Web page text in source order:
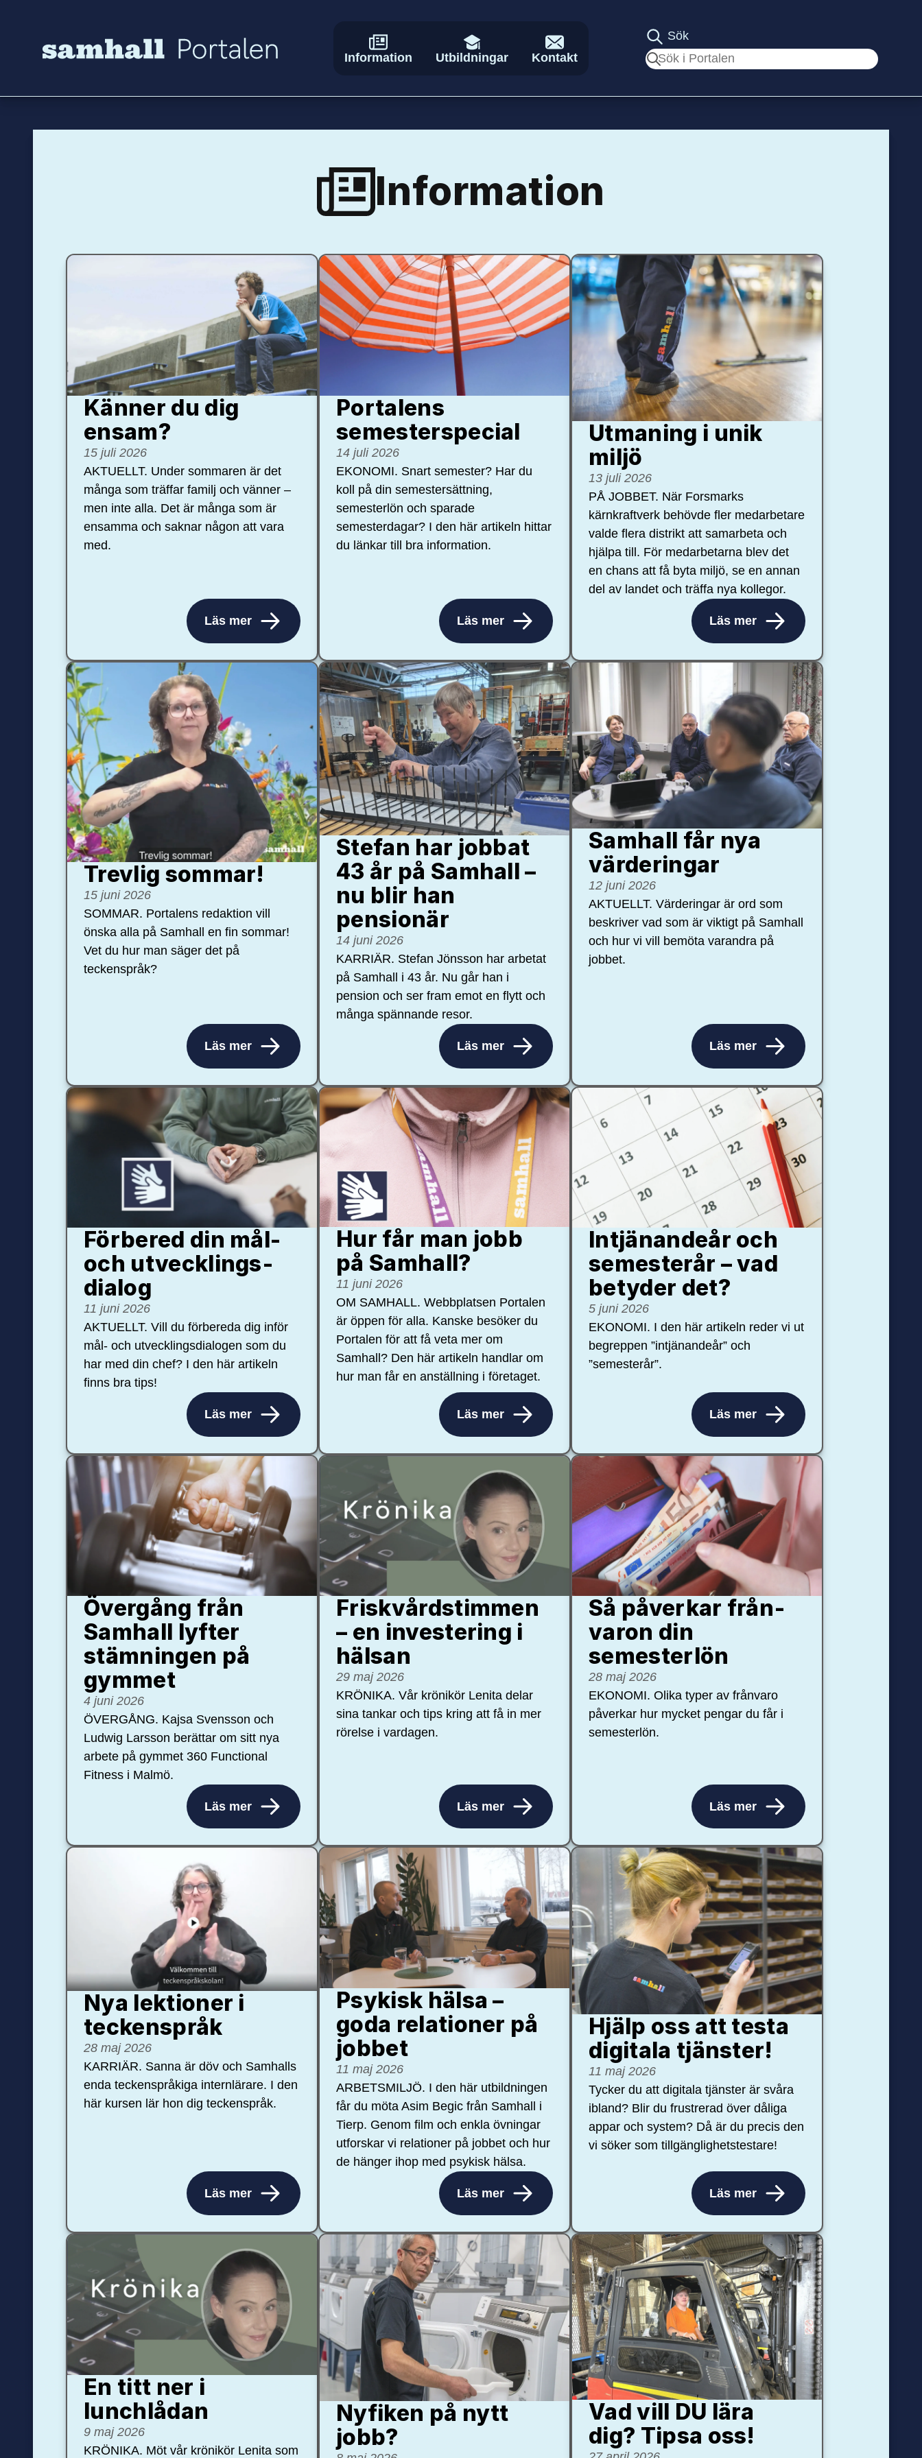
Information Utbildningar Kontakt
Sök
Sök
Information
Känner du dig
ensam?
15 juli 2026
AKTUELLT. Under sommaren är det
många som träffar familj och vänner –
men inte alla. Det är många som är
ensamma och saknar någon att vara
med.
Läs mer
Portalens
semester­special
14 juli 2026
EKONOMI. Snart semester? Har du
koll på din semestersättning,
semesterlön och sparade
semesterdagar? I den här artikeln hittar
du länkar till bra information.
Läs mer
Utmaning i unik
miljö
13 juli 2026
PÅ JOBBET. När Forsmarks
kärnkraftverk behövde fler medarbetare
valde flera distrikt att samarbeta och
hjälpa till. För medarbetarna blev det
en chans att få byta miljö, se en annan
del av landet och träffa nya kollegor.
Läs mer
Trevlig sommar!
15 juni 2026
SOMMAR. Portalens redaktion vill
önska alla på Samhall en fin sommar!
Vet du hur man säger det på
teckenspråk?
Läs mer
Stefan har jobbat
43 år på Samhall –
nu blir han
pensionär
14 juni 2026
KARRIÄR. Stefan Jönsson har arbetat
på Samhall i 43 år. Nu går han i
pension och ser fram emot en flytt och
många spännande resor.
Läs mer
Samhall får nya
värdering­ar
12 juni 2026
AKTUELLT. Värderingar är ord som
beskriver vad som är viktigt på Samhall
och hur vi vill bemöta varandra på
jobbet.
Läs mer
Förbered din mål-
och ut­veck­lings­
dialog
11 juni 2026
AKTUELLT. Vill du förbereda dig inför
mål- och utvecklingsdialogen som du
har med din chef? I den här artikeln
finns bra tips!
Läs mer
Hur får man jobb
på Samhall?
11 juni 2026
OM SAMHALL. Webbplatsen Portalen
är öppen för alla. Kanske besöker du
Portalen för att få veta mer om
Samhall? Den här artikeln handlar om
hur man får en anställning i företaget.
Läs mer
Intjänandeår och
semesterår – vad
betyder det?
5 juni 2026
EKONOMI. I den här artikeln reder vi ut
begreppen ”intjänandeår” och
”semesterår”.
Läs mer
Övergång från
Samhall lyfter
stämningen på
gymmet
4 juni 2026
ÖVERGÅNG. Kajsa Svensson och
Ludwig Larsson berättar om sitt nya
arbete på gymmet 360 Functional
Fitness i Malmö.
Läs mer
Friskvårdstimmen
– en investering i
hälsan
29 maj 2026
KRÖNIKA. Vår krönikör Lenita delar
sina tankar och tips kring att få in mer
rörelse i vardagen.
Läs mer
Så påverkar från­
varon din
semester­lön
28 maj 2026
EKONOMI. Olika typer av frånvaro
påverkar hur mycket pengar du får i
semesterlön.
Läs mer
Nya lektioner i
teckenspråk
28 maj 2026
KARRIÄR. Sanna är döv och Samhalls
enda teckenspråkiga internlärare. I den
här kursen lär hon dig teckenspråk.
Läs mer
Psykisk hälsa –
goda relationer på
jobbet
11 maj 2026
ARBETSMILJÖ. I den här utbildningen
får du möta Asim Begic från Samhall i
Tierp. Genom film och enkla övningar
utforskar vi relationer på jobbet och hur
de hänger ihop med psykisk hälsa.
Läs mer
Hjälp oss att testa
digitala tjänster!
11 maj 2026
Tycker du att digitala tjänster är svåra
ibland? Blir du frustrerad över dåliga
appar och system? Då är du precis den
vi söker som tillgänglighetstestare!
Läs mer
En titt ner i
lunchlådan
9 maj 2026
KRÖNIKA. Möt vår krönikör Lenita som
Nyfiken på nytt
jobb?
Vad vill DU lära
dig? Tipsa oss!